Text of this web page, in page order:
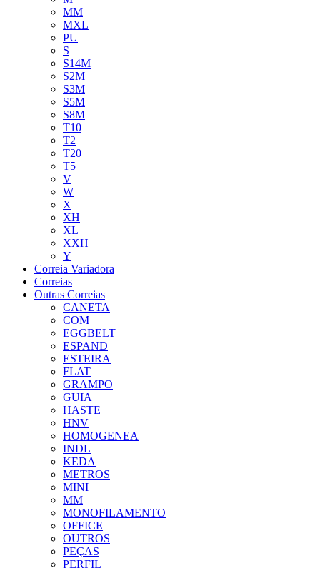
MM
MXL
PU
S
S14M
S2M
S3M
S5M
S8M
T10
T2
T20
T5
V
W
X
XH
XL
XXH
Y
Correia Variadora
Correias
Outras Correias
CANETA
COM
EGGBELT
ESPAND
ESTEIRA
FLAT
GRAMPO
GUIA
HASTE
HNV
HOMOGENEA
INDL
KEDA
METROS
MINI
MM
MONOFILAMENTO
OFFICE
OUTROS
PEÇAS
PERFIL